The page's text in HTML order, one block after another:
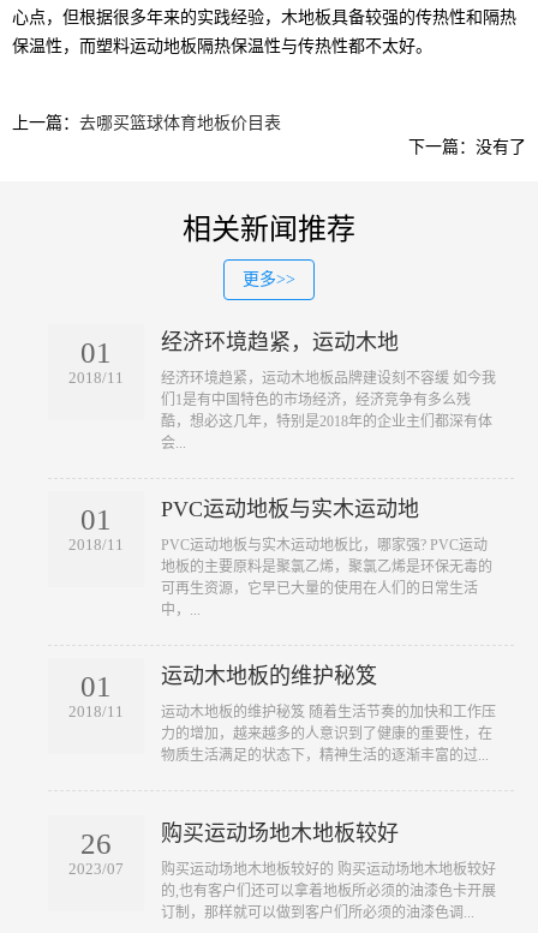
心点，但根据很多年来的实践经验，木地板具备较强的传热性和隔热
保温性，而塑料运动地板隔热保温性与传热性都不太好。
上一篇： 去哪买篮球体育地板价目表
下一篇：没有了
相关新闻推荐
更多>>
01
2018/11
经济环境趋紧，运动木地
​经济环境趋紧，运动木地板品牌建设刻不容缓 如今我
们1是有中国特色的市场经济，经济竞争有多么残
酷，想必这几年，特别是2018年的企业主们都深有体
会...
01
2018/11
PVC运动地板与实木运动地
​PVC运动地板与实木运动地板比，哪家强? PVC运动
地板的主要原料是聚氯乙烯，聚氯乙烯是环保无毒的
可再生资源，它早已大量的使用在人们的日常生活
中，...
01
2018/11
运动木地板的维护秘笈
​运动木地板的维护秘笈 随着生活节奏的加快和工作压
力的增加，越来越多的人意识到了健康的重要性，在
物质生活满足的状态下，精神生活的逐渐丰富的过...
26
2023/07
购买运动场地木地板较好
​购买运动场地木地板较好的 购买运动场地木地板较好
的,也有客户们还可以拿着地板所必须的油漆色卡开展
订制，那样就可以做到客户们所必须的油漆色调...